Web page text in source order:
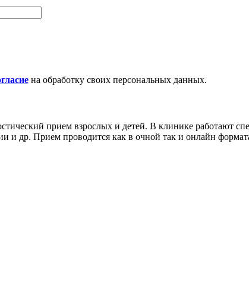
на обработку своих персональных данных.
прием взрослых и детей. В клинике работают
и др. Прием проводится как в очной так и онлайн